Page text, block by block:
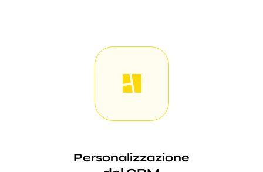
Personalizzazione